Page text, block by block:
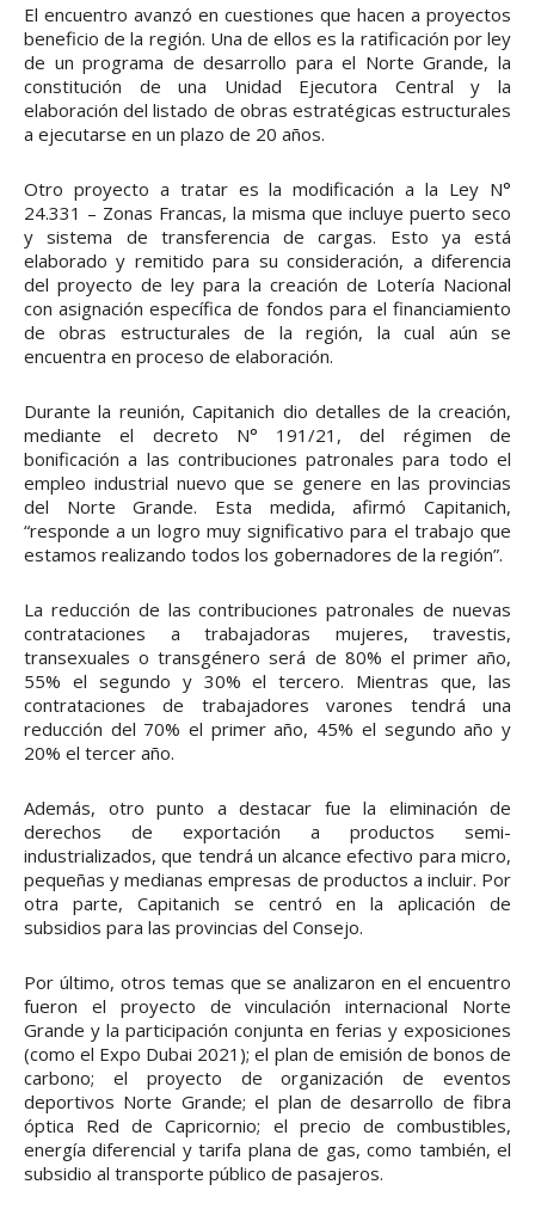
El encuentro avanzó en cuestiones que hacen a proyectos
beneficio de la región. Una de ellos es la ratificación por ley
de un programa de desarrollo para el Norte Grande, la
constitución de una Unidad Ejecutora Central y la
elaboración del listado de obras estratégicas estructurales
a ejecutarse en un plazo de 20 años.
Otro proyecto a tratar es la modificación a la Ley N°
24.331 – Zonas Francas, la misma que incluye puerto seco
y sistema de transferencia de cargas. Esto ya está
elaborado y remitido para su consideración, a diferencia
del proyecto de ley para la creación de Lotería Nacional
con asignación específica de fondos para el financiamiento
de obras estructurales de la región, la cual aún se
encuentra en proceso de elaboración.
Durante la reunión, Capitanich dio detalles de la creación,
mediante el decreto N° 191/21, del régimen de
bonificación a las contribuciones patronales para todo el
empleo industrial nuevo que se genere en las provincias
del Norte Grande. Esta medida, afirmó Capitanich,
“responde a un logro muy significativo para el trabajo que
estamos realizando todos los gobernadores de la región”.
La reducción de las contribuciones patronales de nuevas
contrataciones a trabajadoras mujeres, travestis,
transexuales o transgénero será de 80% el primer año,
55% el segundo y 30% el tercero. Mientras que, las
contrataciones de trabajadores varones tendrá una
reducción del 70% el primer año, 45% el segundo año y
20% el tercer año.
Además, otro punto a destacar fue la eliminación de
derechos de exportación a productos semi-
industrializados, que tendrá un alcance efectivo para micro,
pequeñas y medianas empresas de productos a incluir. Por
otra parte, Capitanich se centró en la aplicación de
subsidios para las provincias del Consejo.
Por último, otros temas que se analizaron en el encuentro
fueron el proyecto de vinculación internacional Norte
Grande y la participación conjunta en ferias y exposiciones
(como el Expo Dubai 2021); el plan de emisión de bonos de
carbono; el proyecto de organización de eventos
deportivos Norte Grande; el plan de desarrollo de fibra
óptica Red de Capricornio; el precio de combustibles,
energía diferencial y tarifa plana de gas, como también, el
subsidio al transporte público de pasajeros.